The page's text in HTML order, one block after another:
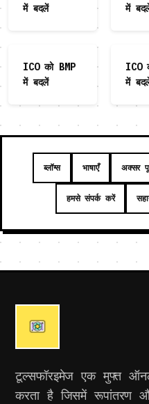
में बदलें
में
ICO को BMP
में बदलें
ICO
में
ब्लॉग्स भाषाएँ अक्सर
हमसे संपर्क करें
टूल्सफॉरइमेज एक मुफ्त
करता है जिसमें रूपांतरण